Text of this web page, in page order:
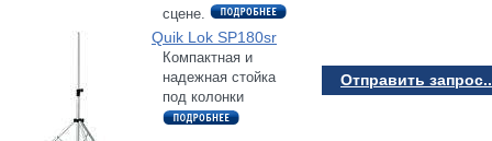
сцене.
Quik Lok SP180sr
Компактная и
надежная стойка
под колонки
Отправить